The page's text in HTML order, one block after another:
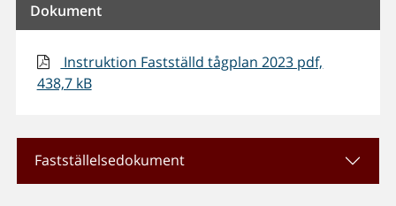
Dokument
Instruktion Fastställd tågplan 2023 pdf,
438,7 kB
Fastställelsedokument